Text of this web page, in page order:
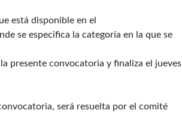
está disponible en el
se especifica la categoría en la que se
presente convocatoria y finaliza el jueves
será resuelta por el comité